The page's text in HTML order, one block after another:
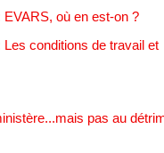
où en est-on ?
conditions de travail et
pas au